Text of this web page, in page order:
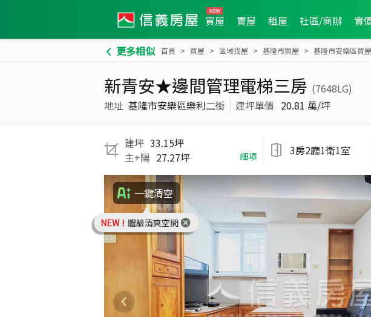
買屋 賣屋 租屋 社區/商辦 實
更多相似 首頁 買屋 區域找屋 基隆市買屋 基隆市安樂區買屋
新青安★邊間管理電梯三房 (7648LG)
地址 基隆市安樂區樂利二街 建坪單價 20.81 萬/坪
建坪 33.15坪
主+陽 27.27坪 細項 3房2廳1衛1室
一鍵清空
NEW！ 體驗清爽空間